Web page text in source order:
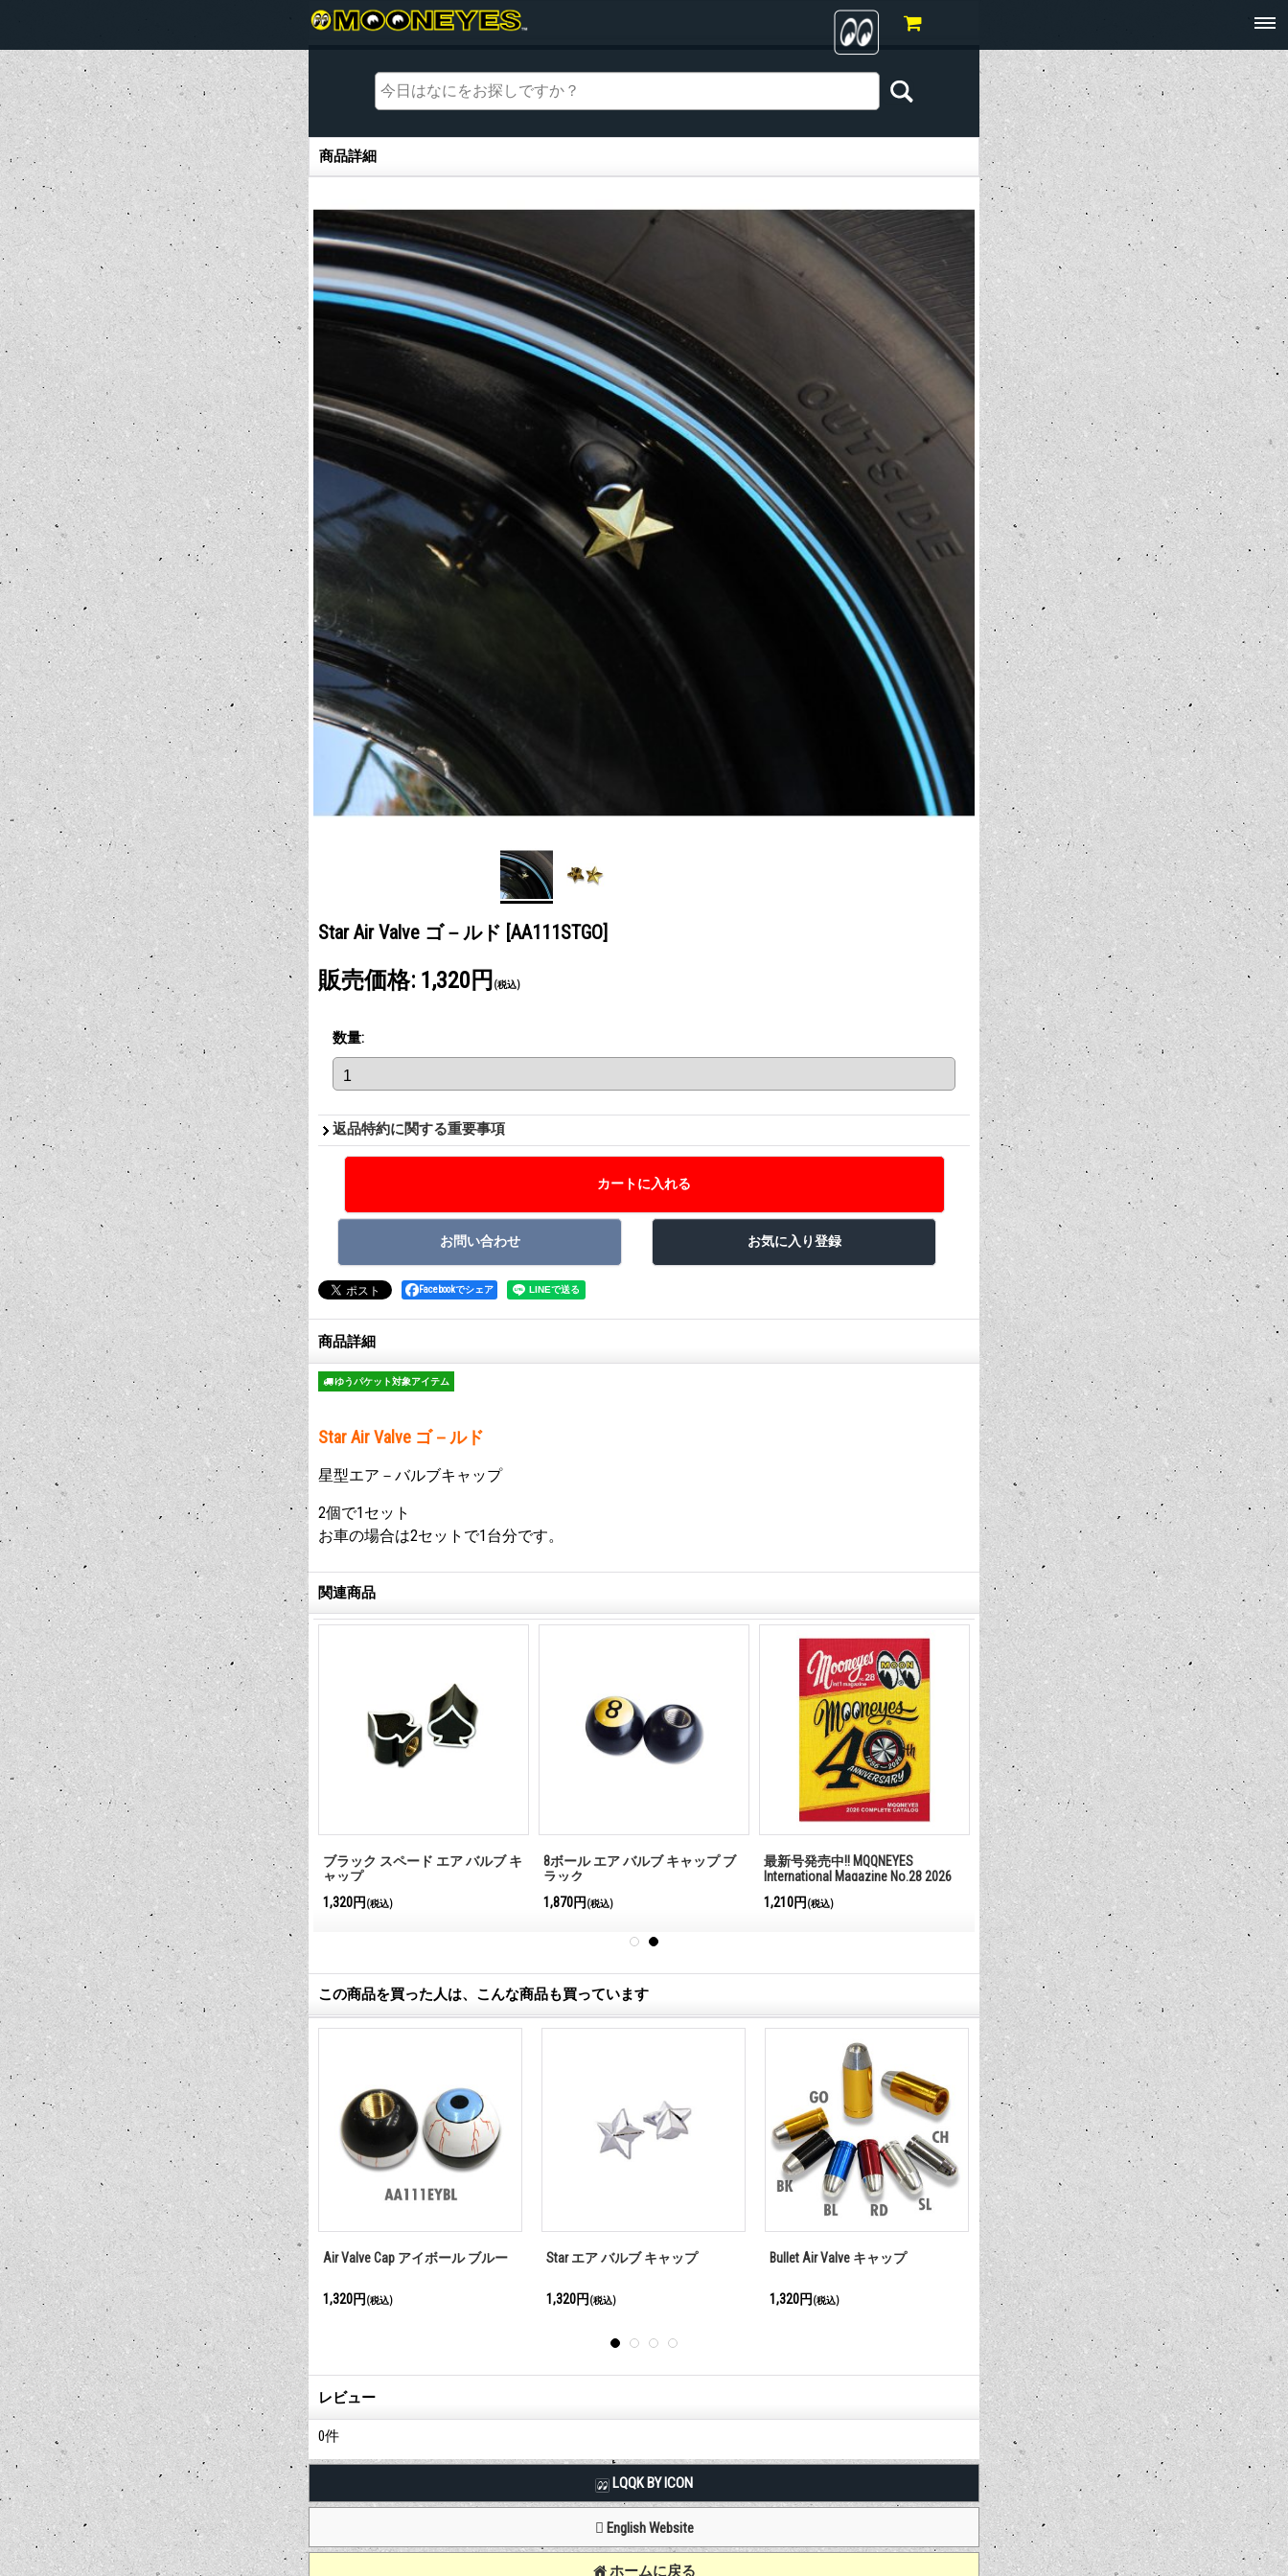
商品詳細
商品詳細
Star Air Valve ゴ－ルド [AA111STGO]
販売価格: 1,320円 (税込)
数量:
返品特約に関する重要事項
Facebookでシェア
商品詳細
ゆうパケット対象アイテム
Star Air Valve ゴ－ルド
星型エア－バルブキャップ
2個で1セット
お車の場合は2セットで1台分です。
関連商品
Rat Fink Air Valve Cap (ラットフィ
ンク エア－バルブ キャップ）
2,090円 (税込)
ブラック スペード エア バルブ キ
ャップ
1,320円 (税込)
8ボール エア バルブ キャップ ブ
ラック
1,870円 (税込)
最新号発売中!! MQQNEYES
International Magazine No.28 2026
1,210円 (税込)
この商品を買った人は、こんな商品も買っています
プ Bullet Air Valve キャップ
1,320円(税込)
Ford オーバル ロゴ キーチェーン
1,980円 (税込)
Bullet Air Valve (バレットエア－バ
1,320円 (税込)
Air Valve(エア－バルブキャッ
1,320円 (税込)
Star ライセンス ボルト
1,540円 (税込)
Dollar クロ
ト
1,540円
(税込)
レビュー
0件
LQQK BY ICON
English Website
ホームに戻る